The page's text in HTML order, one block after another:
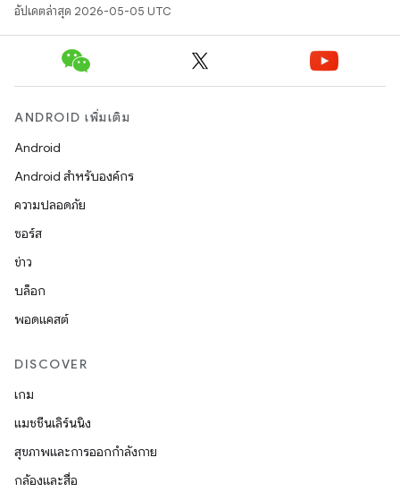
อัปเดตล่าสุด 2026-05-05 UTC
ANDROID เพิ่มเติม
Android
Android สำหรับองค์กร
ความปลอดภัย
ซอร์ส
ข่าว
บล็อก
พอดแคสต์
DISCOVER
เกม
แมชชีนเลิร์นนิง
สุขภาพและการออกกำลังกาย
กล้องและสื่อ